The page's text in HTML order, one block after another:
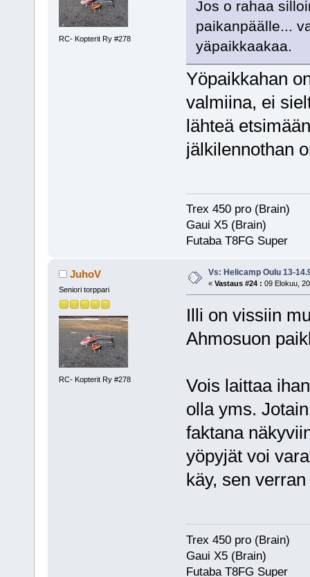
RC- Kopterit Ry #278
Jos o rahaa
paikanpäälle...
yäpaikkaakaa.
Yöpaikkahan
valmiina, ei
lähteä
jälkilennothan
Trex 450 pro (Brain)
Gaui X5 (Brain)
Futaba T8FG Super
JuhoV
Seniori torppari
RC- Kopterit Ry #278
Vs: Helicamp Oulu 13-
« Vastaus #24 : 09 Elokuu,
Illi on vissiin
Ahmosuon
Vois laittaa
olla yms.
faktana
yöpyjät voi
käy, sen
Trex 450 pro (Brain)
Gaui X5 (Brain)
Futaba T8FG Super